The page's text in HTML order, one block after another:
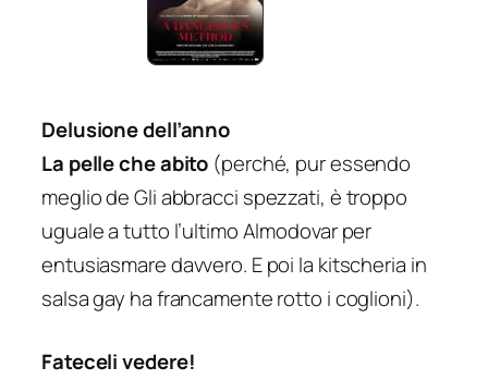
Delusione dell’anno
La pelle che abito (perché, pur essendo
meglio deGli abbracci spezzati, è troppo
uguale a tutto l’ultimo Almodovar per
entusiasmare davvero. E poi la kitscheria in
salsa gay ha francamente rotto i coglioni).
Fateceli vedere!